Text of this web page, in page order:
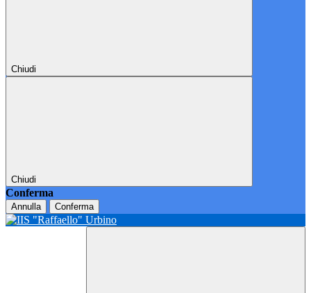
Chiudi
Chiudi
Conferma
Annulla Conferma